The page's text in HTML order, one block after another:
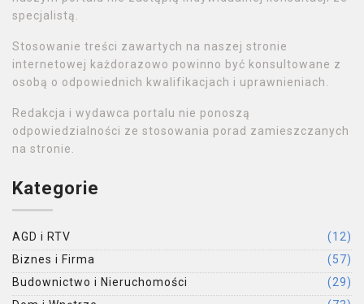
specjalistą.
Stosowanie treści zawartych na naszej stronie
internetowej każdorazowo powinno być konsultowane z
osobą o odpowiednich kwalifikacjach i uprawnieniach.
Redakcja i wydawca portalu nie ponoszą
odpowiedzialności ze stosowania porad zamieszczanych
na stronie.
Kategorie
AGD i RTV
(12)
Biznes i Firma
(57)
Budownictwo i Nieruchomości
(29)